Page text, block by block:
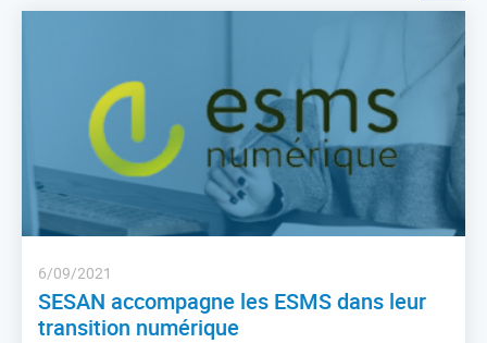
6/09/2021
SESAN accompagne les ESMS dans leur
transition numérique